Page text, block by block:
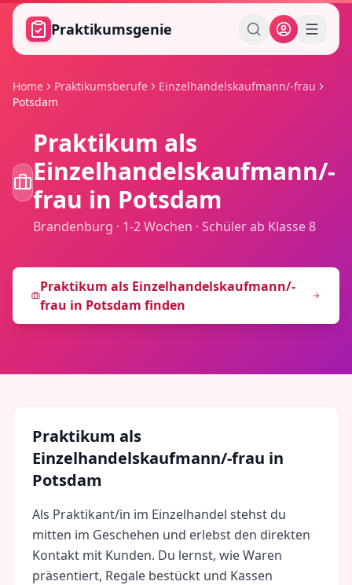
Zum Hauptinhalt springen
Praktikumsgenie
Home Praktikumsberufe
Einzelhandelskaufmann/-frau
Potsdam
Praktikum als
Einzelhandelskaufmann/-
frau in Potsdam
Brandenburg · 1-2 Wochen · Schüler ab Klasse 8
Praktikum als Einzelhandelskaufmann/-
frau in Potsdam finden
Praktikum als
Einzelhandelskaufmann/-frau in
Potsdam
Als Praktikant/in im Einzelhandel stehst du
mitten im Geschehen und erlebst den direkten
Kontakt mit Kunden. Du lernst, wie Waren
präsentiert, Regale bestückt und Kassen